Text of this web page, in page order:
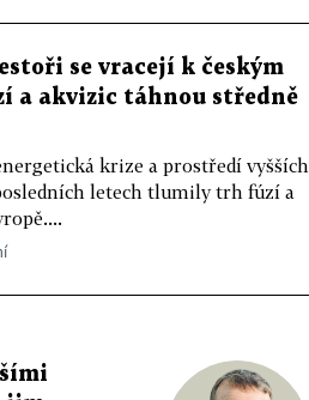
se vracejí k českým
a akvizic táhnou středně
krize a prostředí vyšších
letech tlumily trh fúzí a